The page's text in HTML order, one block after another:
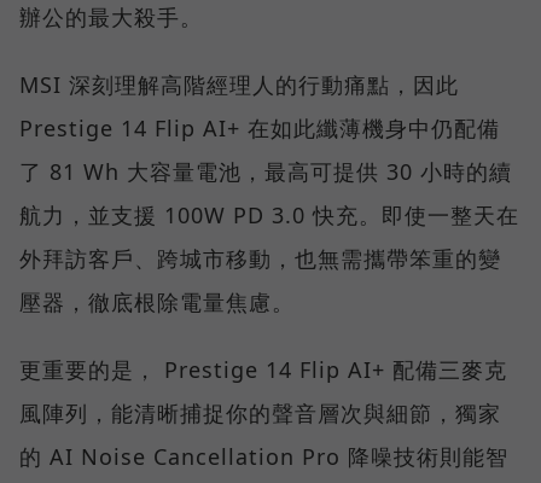
辦公的最大殺手。
MSI 深刻理解高階經理人的行動痛點，因此
Prestige 14 Flip AI+ 在如此纖薄機身中仍配備
了 81 Wh 大容量電池，最高可提供 30 小時的續
航力，並支援 100W PD 3.0 快充。即使一整天在
外拜訪客戶、跨城市移動，也無需攜帶笨重的變
壓器，徹底根除電量焦慮。
更重要的是， Prestige 14 Flip AI+ 配備三麥克
風陣列，能清晰捕捉你的聲音層次與細節，獨家
的 AI Noise Cancellation Pro 降噪技術則能智